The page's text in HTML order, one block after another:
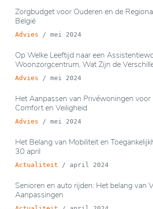
Zorgbudget voor Ouderen en de
België
Advies / mei 2024
Op Welke Leeftijd naar een
Woonzorgcentrum, Wat Zijn de
Advies / mei 2024
Het Aanpassen van Privéwoningen voor
Comfort en Veiligheid
Advies / mei 2024
Het Belang van Mobiliteit en
30 april
Actualiteit / april 2024
Senioren en auto rijden: Het belang van
Aanpassingen